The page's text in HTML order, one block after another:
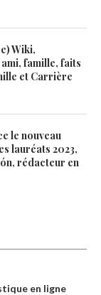
Wiki,
famille, faits
et Carrière
le nouveau
lauréats 2023,
rédacteur en
en ligne